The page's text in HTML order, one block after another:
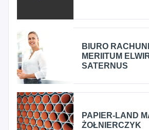
BIURO
MERIITUM
SATERNUS
PAPIER-LAND
ŻOŁNIERCZYK